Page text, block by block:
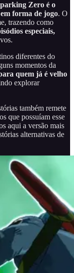
Zero é o
forma de jogo. O
trazendo como
especiais,
diferentes do
momentos da
quem já é velho
explorar
também remete
que possuíam esse
aqui a versão mais
alternativas de